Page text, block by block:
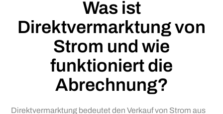
Was ist
Direktvermarktung von
Strom und wie
funktioniert die
Abrechnung?
Direktvermarktung bedeutet den Verkauf von Strom aus